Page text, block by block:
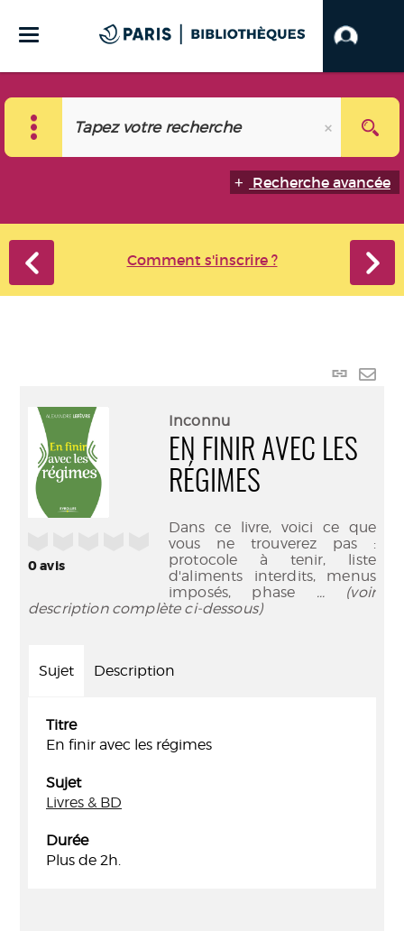
Recherche avancée
Comment s'inscrire ?
Lien
0avis
Inconnu
EN FINIR AVEC LES
RÉGIMES
Dans ce livre, voici ce que
vous ne trouverez pas :
protocole à tenir, liste
d'aliments interdits, menus
imposés, phase ... (voir
description complète ci-dessous)
Sujet Description
Titre
En finir avec les régimes
Sujet
Livres & BD
Durée
Plus de 2h.